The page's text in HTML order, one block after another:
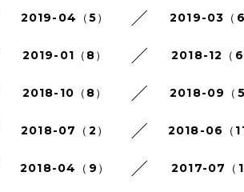
2019-04（5） 2019-03（6
2019-01（8） 2018-12（6
2018-10（8） 2018-09（5
2018-07（2） 2018-06（11
2018-04（9） 2017-07（1